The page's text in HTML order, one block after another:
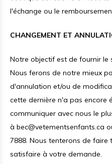
l'échange ou le
CHANGEMENT ET
Notre objectif est de fournir le
Nous ferons de notre mieux
d'annulation et/ou de
cette dernière n'a pas encore
communiquer avec nous le
à bec@vetementsenfants.ca
7888. Nous tenterons de
satisfaire à votre demande.